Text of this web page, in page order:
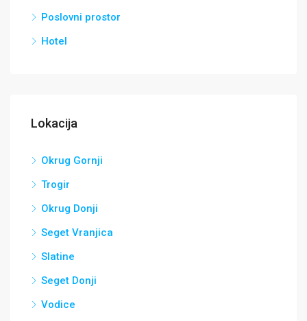
Poslovni prostor
Hotel
Lokacija
Okrug Gornji
Trogir
Okrug Donji
Seget Vranjica
Slatine
Seget Donji
Vodice